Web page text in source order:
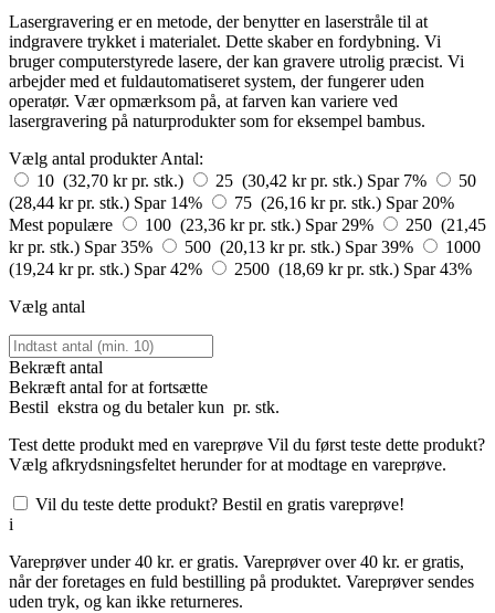
Lasergravering er en metode, der benytter en laserstråle til at
indgravere trykket i materialet. Dette skaber en fordybning. Vi
bruger computerstyrede lasere, der kan gravere utrolig præcist. Vi
arbejder med et fuldautomatiseret system, der fungerer uden
operatør. Vær opmærksom på, at farven kan variere ved
lasergravering på naturprodukter som for eksempel bambus.
Vælg antal produkter Antal:
10 (32,70 kr pr. stk.)
25 (30,42 kr pr. stk.) Spar 7%
50
(28,44 kr pr. stk.) Spar 14% 75 (26,16 kr pr. stk.) Spar 20%
Mest populære
100 (23,36 kr pr. stk.) Spar 29%
250 (21,45
kr pr. stk.) Spar 35% 500 (20,13 kr pr. stk.) Spar 39%
1000
(19,24 kr pr. stk.) Spar 42% 2500 (18,69 kr pr. stk.) Spar 43%
Vælg antal
Bekræft antal
Bekræft antal for at fortsætte
Bestil ekstra og du betaler kun pr. stk.
Test dette produkt med en vareprøve Vil du først teste dette produkt?
Vælg afkrydsningsfeltet herunder for at modtage en vareprøve.
Vil du teste dette produkt? Bestil en gratis vareprøve!
i
Vareprøver under 40 kr. er gratis. Vareprøver over 40 kr. er gratis,
når der foretages en fuld bestilling på produktet. Vareprøver sendes
uden tryk, og kan ikke returneres.